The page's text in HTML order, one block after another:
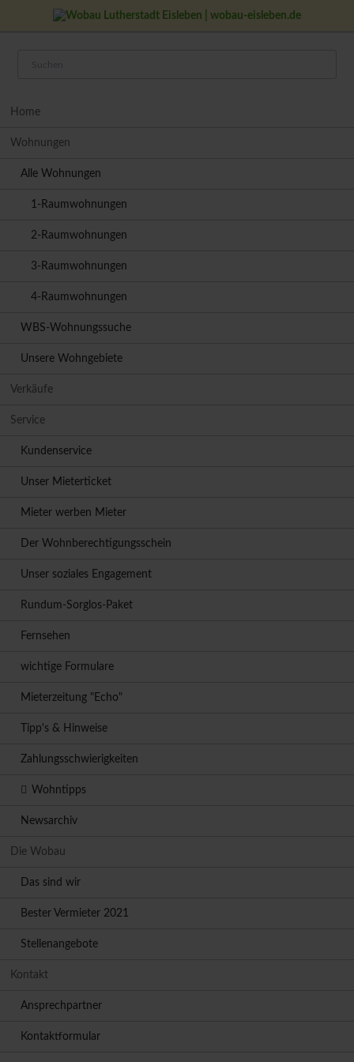
Home
Wohnungen
Alle Wohnungen
1-Raumwohnungen
2-Raumwohnungen
3-Raumwohnungen
4-Raumwohnungen
WBS-Wohnungssuche
Unsere Wohngebiete
Verkäufe
Service
Kundenservice
Unser Mieterticket
Mieter werben Mieter
Der Wohnberechtigungsschein
Unser soziales Engagement
Rundum-Sorglos-Paket
Fernsehen
wichtige Formulare
Mieterzeitung "Echo"
Tipp's & Hinweise
Zahlungsschwierigkeiten
Wohntipps
Newsarchiv
Die Wobau
Das sind wir
Bester Vermieter 2021
Stellenangebote
Kontakt
Ansprechpartner
Kontaktformular